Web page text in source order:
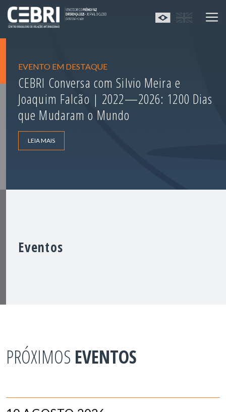
EVENTO EM DESTAQUE
CEBRI Conversa com Silvio Meira e
Joaquim Falcão | 2022—2026: 1200 Dias
que Mudaram o Mundo
LEIA MAIS
Eventos
PRÓXIMOS EVENTOS